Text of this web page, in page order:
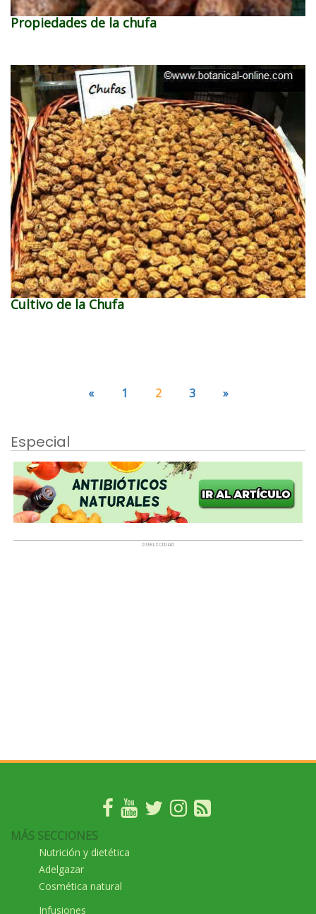
Propiedades de la chufa
Cultivo de la Chufa
« 1 2 3 »
Especial
MÁS SECCIONES
Nutrición y dietética
Adelgazar
Cosmética natural
Infusiones